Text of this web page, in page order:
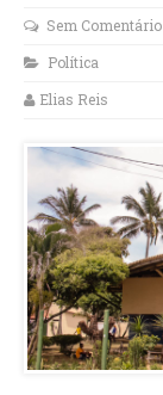
Sem Comentário
Política
Elias Reis